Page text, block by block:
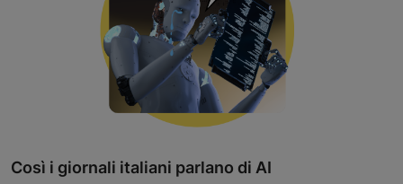
Così i giornali italiani parlano di AI